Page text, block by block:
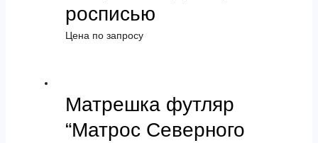
росписью
Цена по запросу
Матрешка футляр
“Матрос Северного